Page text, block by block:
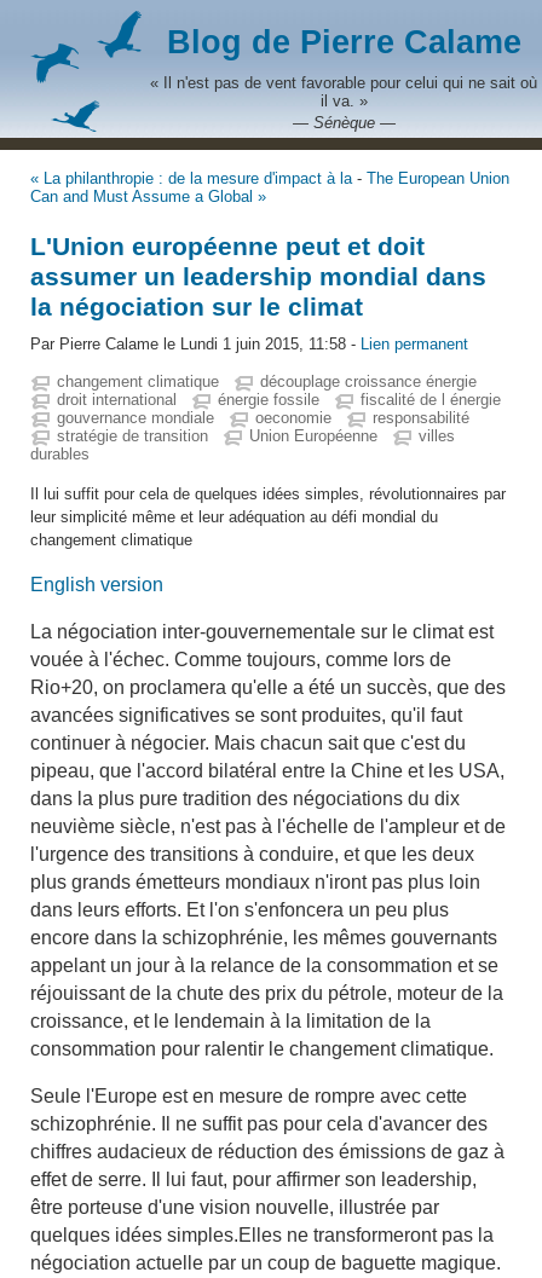
Blog de Pierre Calame
« Il n'est pas de vent favorable pour celui qui ne sait où
il va. »
— Sénèque —
« La philanthropie : de la mesure d'impact à la - The European Union
Can and Must Assume a Global »
L'Union européenne peut et doit
assumer un leadership mondial dans
la négociation sur le climat
Par Pierre Calame le Lundi 1 juin 2015, 11:58 - Lien permanent
changement climatique
découplage croissance énergie
droit international
énergie fossile
fiscalité de l énergie
gouvernance mondiale
oeconomie
responsabilité
stratégie de transition
Union Européenne
villes
durables
Il lui suffit pour cela de quelques idées simples, révolutionnaires par
leur simplicité même et leur adéquation au défi mondial du
changement climatique
English version
La négociation inter-gouvernementale sur le climat est
vouée à l'échec. Comme toujours, comme lors de
Rio+20, on proclamera qu'elle a été un succès, que des
avancées significatives se sont produites, qu'il faut
continuer à négocier. Mais chacun sait que c'est du
pipeau, que l'accord bilatéral entre la Chine et les USA,
dans la plus pure tradition des négociations du dix
neuvième siècle, n'est pas à l'échelle de l'ampleur et de
l'urgence des transitions à conduire, et que les deux
plus grands émetteurs mondiaux n'iront pas plus loin
dans leurs efforts. Et l'on s'enfoncera un peu plus
encore dans la schizophrénie, les mêmes gouvernants
appelant un jour à la relance de la consommation et se
réjouissant de la chute des prix du pétrole, moteur de la
croissance, et le lendemain à la limitation de la
consommation pour ralentir le changement climatique.
Seule l'Europe est en mesure de rompre avec cette
schizophrénie. Il ne suffit pas pour cela d'avancer des
chiffres audacieux de réduction des émissions de gaz à
effet de serre. Il lui faut, pour affirmer son leadership,
être porteuse d'une vision nouvelle, illustrée par
quelques idées simples.Elles ne transformeront pas la
négociation actuelle par un coup de baguette magique.